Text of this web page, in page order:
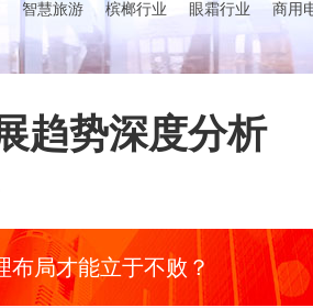
智慧旅游 槟榔行业 眼霜行业 商用
趋势深度分析
局才能立于不败？